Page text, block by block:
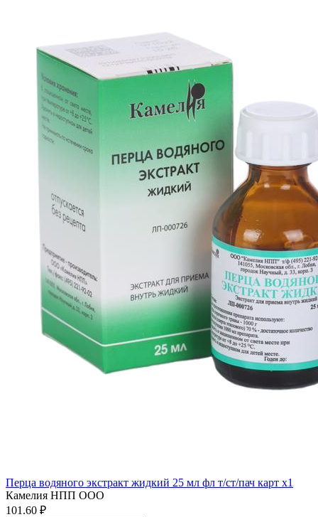
Перца водяного экстракт жидкий 25 мл фл т/ст/пач карт x1
Камелия НПП ООО
101.60 ₽